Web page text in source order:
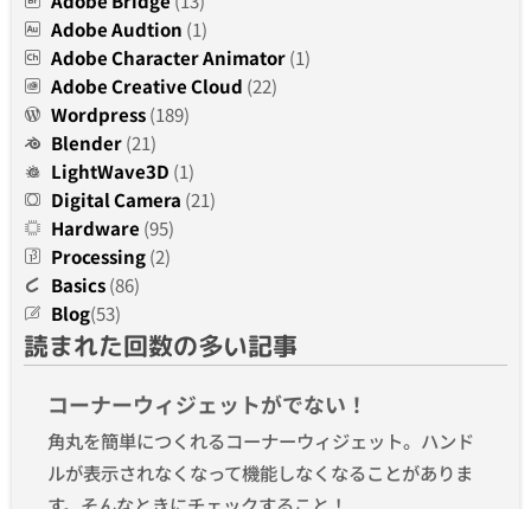
Adobe Audtion (1)
Adobe Character Animator(1)
Adobe Creative Cloud (22)
Wordpress(189)
Blender(21)
LightWave3D (1)
Digital Camera (21)
Hardware (95)
Processing(2)
Basics(86)
Blog(53)
読まれた回数の多い記事
コーナーウィジェットがでない！
角丸を簡単につくれるコーナーウィジェット。ハンド
ルが表示されなくなって機能しなくなることがありま